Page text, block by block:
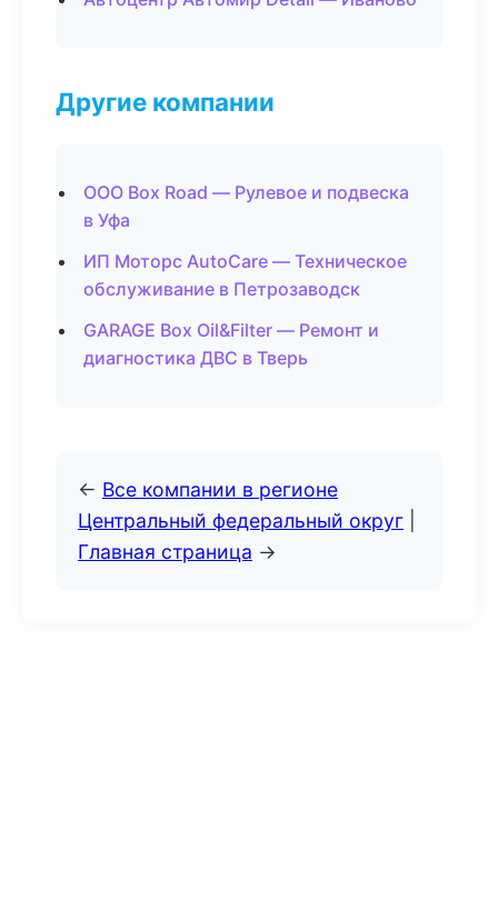
Другие компании
ООО Box Road — Рулевое и подвеска
в Уфа
ИП Моторс AutoCare — Техническое
обслуживание в Петрозаводск
GARAGE Box Oil&Filter — Ремонт и
диагностика ДВС в Тверь
← Все компании в регионе
Центральный федеральный округ
Главная страница →